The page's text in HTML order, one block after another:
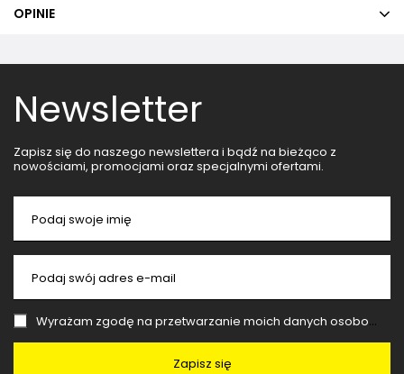
OPINIE
Newsletter
Zapisz się do naszego newslettera i bądź na bieżąco z
nowościami, promocjami oraz specjalnymi ofertami.
Podaj swoje imię
Podaj swój adres e-mail
Wyrażam zgodę na przetwarzanie moich danych osobowych (adres e-mail) na potrzeby wysyłki newslettera z informacją handlową (marketing). Więcej w
Zapisz się